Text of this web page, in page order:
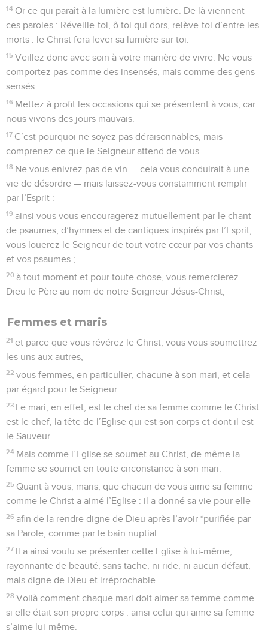
14 Or ce qui paraît à la lumière est lumière. De là viennent
ces paroles : Réveille-toi, ô toi qui dors, relève-toi d’entre les
morts : le Christ fera lever sa lumière sur toi.
15 Veillez donc avec soin à votre manière de vivre. Ne vous
comportez pas comme des insensés, mais comme des gens
sensés.
16 Mettez à profit les occasions qui se présentent à vous, car
nous vivons des jours mauvais.
17 C’est pourquoi ne soyez pas déraisonnables, mais
comprenez ce que le Seigneur attend de vous.
18 Ne vous enivrez pas de vin — cela vous conduirait à une
vie de désordre — mais laissez-vous constamment remplir
par l’Esprit :
19 ainsi vous vous encouragerez mutuellement par le chant
de psaumes, d’hymnes et de cantiques inspirés par l’Esprit,
vous louerez le Seigneur de tout votre cœur par vos chants
et vos psaumes ;
20 à tout moment et pour toute chose, vous remercierez
Dieu le Père au nom de notre Seigneur Jésus-Christ,
Femmes et maris
21 et parce que vous révérez le Christ, vous vous soumettrez
les uns aux autres,
22 vous femmes, en particulier, chacune à son mari, et cela
par égard pour le Seigneur.
23 Le mari, en effet, est le chef de sa femme comme le Christ
est le chef, la tête de l’Eglise qui est son corps et dont il est
le Sauveur.
24 Mais comme l’Eglise se soumet au Christ, de même la
femme se soumet en toute circonstance à son mari.
25 Quant à vous, maris, que chacun de vous aime sa femme
comme le Christ a aimé l’Eglise : il a donné sa vie pour elle
26 afin de la rendre digne de Dieu après l’avoir *purifiée par
sa Parole, comme par le bain nuptial.
27 Il a ainsi voulu se présenter cette Eglise à lui-même,
rayonnante de beauté, sans tache, ni ride, ni aucun défaut,
mais digne de Dieu et irréprochable.
28 Voilà comment chaque mari doit aimer sa femme comme
si elle était son propre corps : ainsi celui qui aime sa femme
s’aime lui-même.